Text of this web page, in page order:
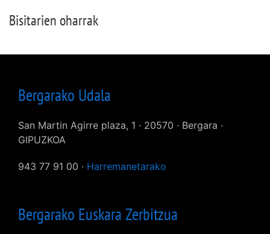
Bisitarien oharrak
Bergarako Udala
San Martin Agirre plaza, 1 · 20570 · Bergara ·
GIPUZKOA
943 77 91 00 · Harremanetarako
Bergarako Euskara Zerbitzua